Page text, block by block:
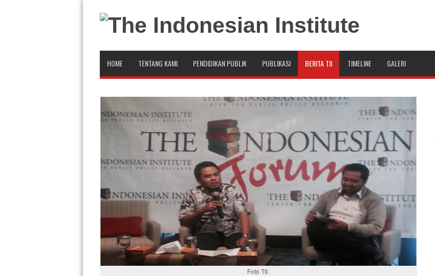
HOME TENTANG KAMI PENDIDIKAN PUBLIK PUBLIKASI BERITA TII TIMELINE GALERI
Foto TII.